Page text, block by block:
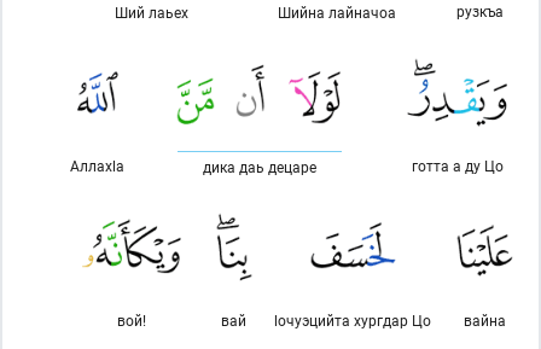
рузкъа
Шийна лайначоа
Ший лаьех
готта а ду Цо
дика даь децаре
Аллахlа
вайна
lочуэцийта хургдар Цо
вай
вой!